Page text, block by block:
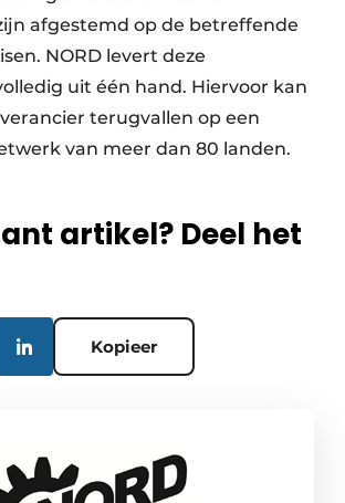
afgestemd op de betreffende
NORD levert deze
uit één hand. Hiervoor kan
terugvallen op een
van meer dan 80 landen.
artikel? Deel het
Kopieer